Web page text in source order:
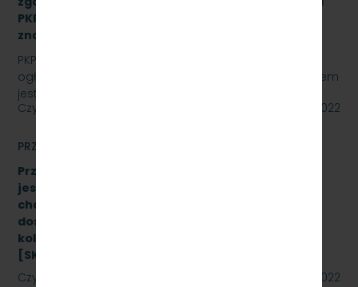
PKP Szybka Kolej Miejska w Trójmieście Sp. z o.o.,
znak sprawy: SKMMU.086.24.22
PKP SZYBKA KOLEJ MIEJSKA W TRÓJMIEŚCIE Sp. z o.o.
ogłasza przetarg nieograniczony, którego przedmiotem
jest wykonanie przeglądu poziomu utrzymania P4…
Czytaj dalej
20 maja 2022
PRZETARGI
Przetarg nieograniczony, którego przedmiotem
jest Dostawę stanowiska do badania
charakterystyk zderzaków kolejowych oraz
dostawę fabrycznie nowych sprężarek do taboru
kolejowego- 10 szt. (dwa zadania)
[SKMMU.086.23.22]
Czytaj dalej
19 maja 2022